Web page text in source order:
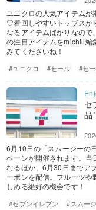
ユニクロの人気アイテム
♡着回しやすいトップスか
なるアイテムばかりなので
の注目アイテムをmichill編
みてくださいね！
#ユニクロ #セール #セ
セ
品
6月10日の「スムージーの
ペーンが開催されます。当
なるほか、6月30日までア
ーポンを配信。フルーツ
しめる絶好の機会です！
#セブンイレブン #スムー